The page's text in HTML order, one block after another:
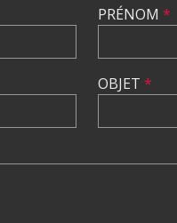
PRÉNOM *
OBJET *